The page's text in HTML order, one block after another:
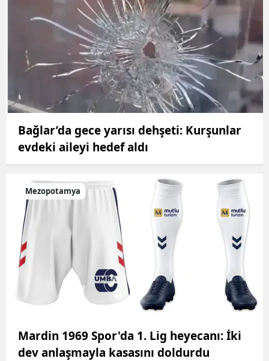
Bağlar’da gece yarısı dehşeti: Kurşunlar
evdeki aileyi hedef aldı
Mezopotamya
Mardin 1969 Spor'da 1. Lig heyecanı: İki
dev anlaşmayla kasasını doldurdu